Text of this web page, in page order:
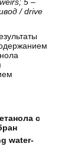
/ drive
с
water-